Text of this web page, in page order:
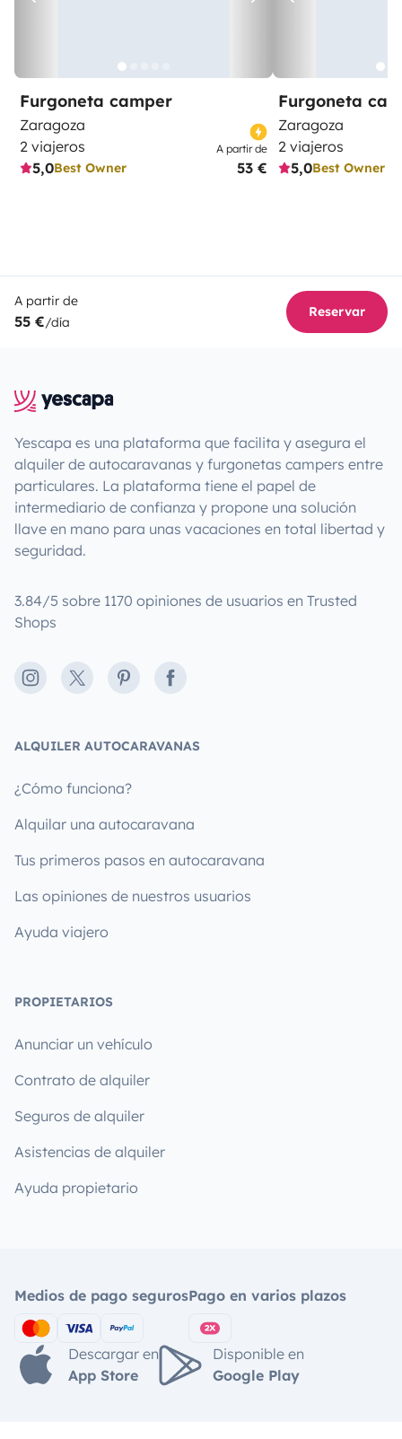
Furgoneta camper
Zaragoza
2 viajeros
5,0Best Owner
A partir de
53 €
Furgoneta
Zaragoza
2 viajeros
5,0Best Owner
A partir de
55 €/día
Reservar
Yescapa es una plataforma que facilita y asegura el
alquiler de autocaravanas y furgonetas campers entre
particulares. La plataforma tiene el papel de
intermediario de confianza y propone una solución
llave en mano para unas vacaciones en total libertad y
seguridad.
3.84/5 sobre 1170 opiniones de usuarios en Trusted
Shops
Instagram
X PinterestFacebook
ALQUILER AUTOCARAVANAS
¿Cómo funciona?
Alquilar una autocaravana
Tus primeros pasos en autocaravana
Las opiniones de nuestros usuarios
Ayuda viajero
PROPIETARIOS
Anunciar un vehículo
Contrato de alquiler
Seguros de alquiler
Asistencias de alquiler
Ayuda propietario
Medios de pago segurosPago en varios plazos
Descargar en
App Store
Disponible en
Google Play